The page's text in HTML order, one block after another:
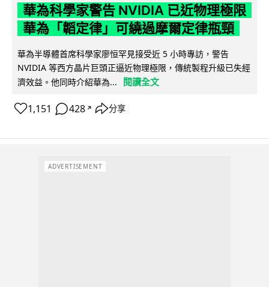
華為科學家警告 NVIDIA 已近物理極限
華為「韜定律」可繞過摩爾定律瓶頸
華為半導體首席科學家廖恒罕見接受近 5 小時專訪，警告
NVIDIA 等西方晶片巨頭正逼近物理極限，傳統製程升級已失經
濟效益。他同時介紹華為...
閱讀全文
1,151 428 ↗ 分享
ADVERTISEMENT